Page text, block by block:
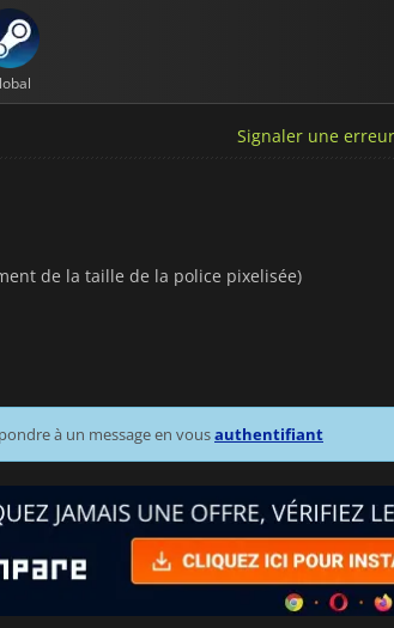
Signaler une
de la taille de la police pixelisée)
à un message en vousauthentifiant